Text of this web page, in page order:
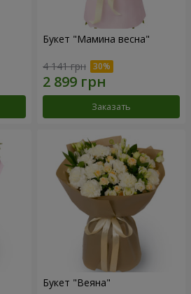
Букет "Мамина весна"
4 141 грн
Заказать
Букет "Веяна"